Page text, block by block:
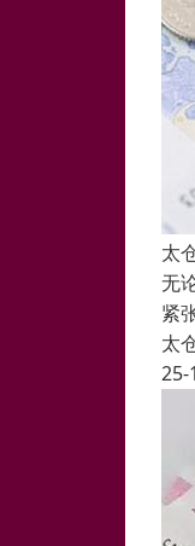
太
无
紧
太
25-